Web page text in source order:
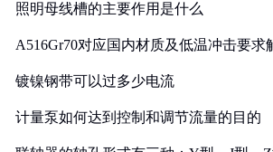
照明母线槽的主要作用是什么
A516Gr70对应国内材质及低温冲击要求
镀镍钢带可以过多少电流
计量泵如何达到控制和调节流量的目的